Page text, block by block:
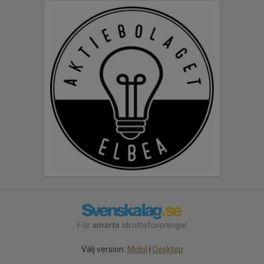
För smarta idrottsföreningar
Välj version: Mobil Desktop